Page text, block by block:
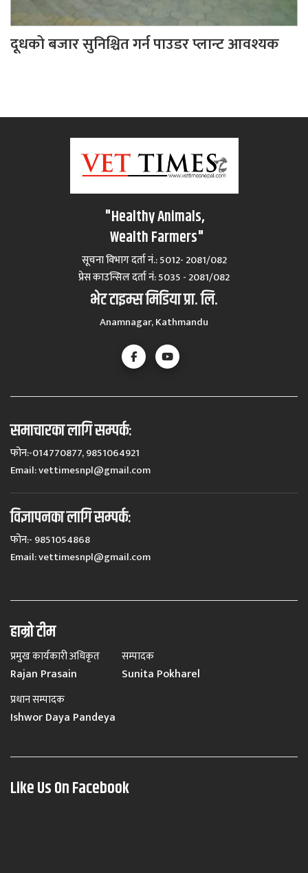
दूधको बजार सुनिश्चित गर्न पाउडर प्लान्ट आवश्यक
"Healthy Animals,
Wealth Farmers"
सूचना विभाग दर्ता नं.: 5012- 2081/082
प्रेस काउन्सिल दर्ता नं‍: 5035 - 2081/082
भेट टाइम्स मिडिया प्रा. लि.
Anamnagar, Kathmandu
समाचारका लागि सम्पर्कः
फोन:-014770877, 9851064921
Email:vettimesnpl@gmail.com
विज्ञापनका लागि सम्पर्कः
फोन:- 9851054868
Email:vettimesnpl@gmail.com
हाम्रो टीम
प्रमुख कार्यकारी अधिकृत
Rajan Prasain
सम्पादक
Sunita Pokharel
प्रधान सम्पादक
Ishwor Daya Pandeya
Like Us On Facebook